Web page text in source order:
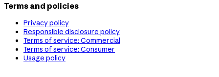
Terms and policies
Privacy policy
Responsible disclosure policy
Terms of service: Commercial
Terms of service: Consumer
Usage policy